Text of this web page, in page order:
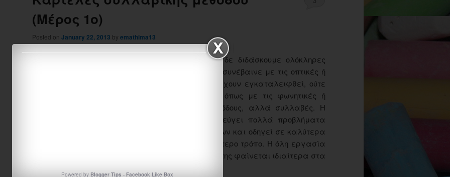
(Μέρος 1o)
Posted on January 22, 2013 by emathima13
Με τη συλλαβική μέθοδο δε διδάσκουμε ολόκληρες
προτάσεις ή λέξεις, όπως συνέβαινε με τις οπτικές ή
ολικές μεθόδους που ήδη έχουν εγκαταλειφθεί, ούτε
ένα ένα τα γράμματα, όπως με τις φωνητικές ή
αναλυτικοσυνθετικές μεθόδους, αλλά συλλαβές. Η
συλλαβική μέθοδος αποφεύγει πολλά προβλήματα
των δύο παραπάνω μεθόδων και οδηγεί σε καλύτερα
αποτελέσματα με ευκολότερο τρόπο. Η όλη εργασία
γίνεται όχι ως μάθημα αλλά ως παιχνίδι. Η αξία της φαίνεται ιδιαίτερα στα
Powered byBlogger Tips -Facebook Like Box